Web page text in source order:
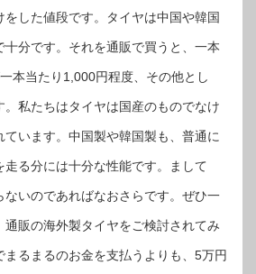
をした値段です。タイヤは中国や韓国
分です。それを通販で買うと、一本
本当たり1,000円程度、その他とし
。私たちはタイヤは国産のものでなけ
います。中国製や韓国製も、普通に
走る分には十分な性能です。まして
ないのであればなおさらです。ぜひ一
通販の海外製タイヤをご検討されてみ
まるまるのお金を支払うよりも、5万円